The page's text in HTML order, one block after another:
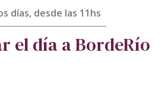
días, desde las 11hs
el día a BordeRío